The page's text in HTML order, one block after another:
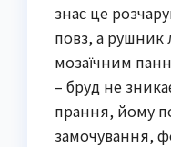
знає це
повз, а
мозаїчним
– бруд не
прання, йому
замочування,